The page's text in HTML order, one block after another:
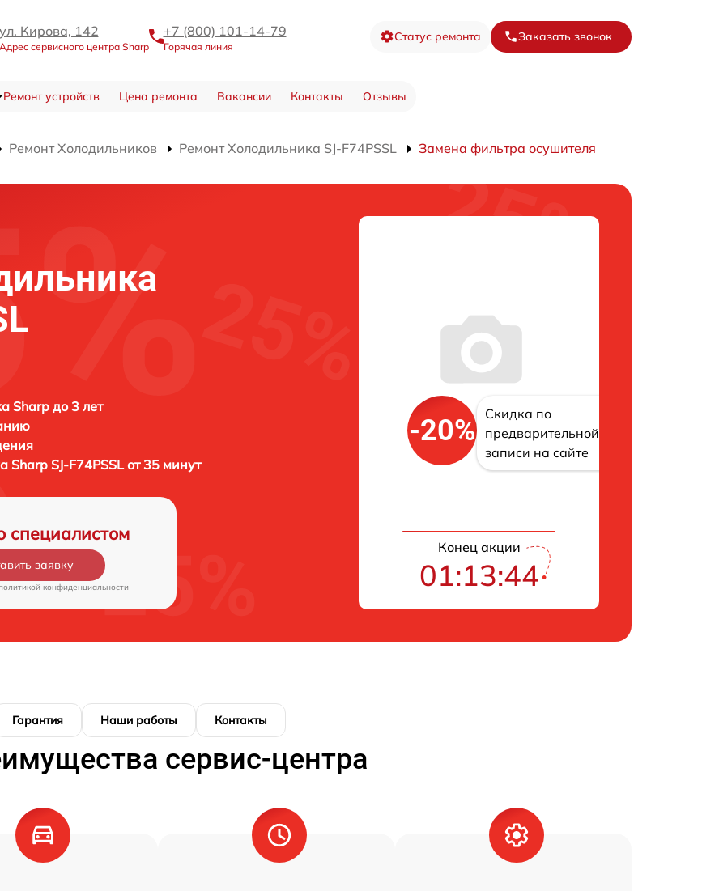
ул. Кирова, 142
Адрес сервисного центра Sharp
+7 (800) 101-14-79
Горячая линия
Статус ремонта Заказать звонок
Ремонт устройств Цена ремонта Вакансии Контакты Отзывы
Ремонт Холодильников Ремонт Холодильника SJ-F74PSSL Замена фильтра осушителя
Sharp до 3 лет
Sharp SJ-F74PSSL от 35 минут
специалистом
заявку
конфиденциальности
-20%
Скидка по
предварительной
записи на сайте
Конец акции
01:13:43
Гарантия Наши работы Контакты
сервис-центра